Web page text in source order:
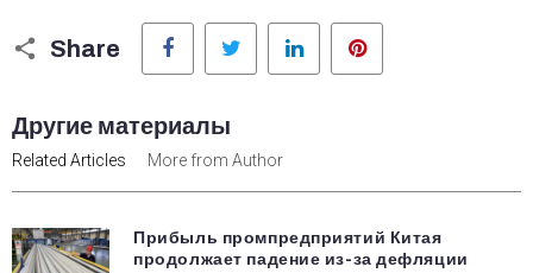
Share
Facebook Twitter LinkedIn
Другие материалы
Related Articles More from Author
Прибыль промпредприятий Китая
продолжает падение из-за дефляции